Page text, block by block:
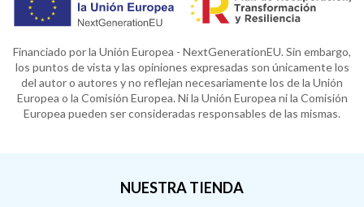
Financiado por la Unión Europea - NextGenerationEU. Sin embargo,
los puntos de vista y las opiniones expresadas son únicamente los
del autor o autores y no reflejan necesariamente los de la Unión
Europea o la Comisión Europea. Ni la Unión Europea ni la Comisión
Europea pueden ser consideradas responsables de las mismas.
NUESTRA TIENDA